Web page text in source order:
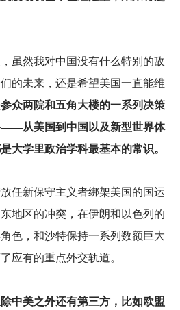
虽然我对中国没有什么特别的敌
的未来，还是希望美国一直能维
众两院和五角大楼的一系列决策
——从美国到中国以及新型世界体
大学里政治学科最基本的常识。
任新保守主义者绑架美国的国运
地区的冲突，在伊朗和以色列的
色，和沙特保持一系列数额巨大
应有的重点外交轨道。
中美之外还有第三方，比如欧盟